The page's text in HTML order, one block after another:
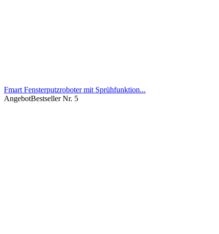
Fmart Fensterputzroboter mit Sprühfunktion...
AngebotBestseller Nr. 5